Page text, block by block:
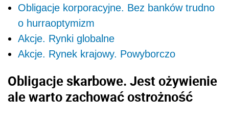
Obligacje korporacyjne. Bez banków trudno
o hurraoptymizm
Akcje. Rynki globalne
Akcje. Rynek krajowy. Powyborczo
Obligacje skarbowe. Jest ożywienie
ale warto zachować ostrożność